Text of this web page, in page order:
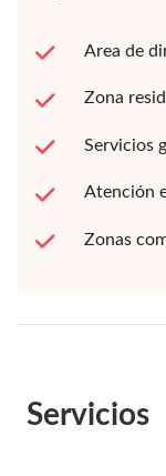
Area de
Zona
Servicios
Atención
Zonas
Servicios